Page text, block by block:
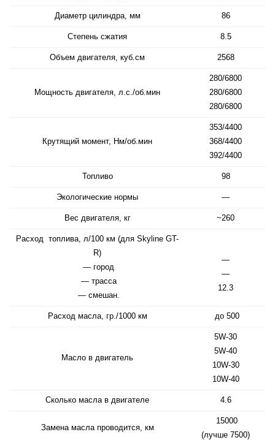
Диаметр цилиндра, мм 86
Степень сжатия 8.5
Объем двигателя, куб.см 2568
Мощность двигателя, л.с./об.мин
280/6800
280/6800
280/6800
Крутящий момент, Нм/об.мин
353/4400
368/4400
392/4400
Топливо 98
Экологические нормы —
Вес двигателя, кг ~260
Расход топлива, л/100 км (для Skyline GT-
R)
— город
— трасса
— смешан.
—
—
12.3
Расход масла, гр./1000 км до 500
Масло в двигатель
5W-30
5W-40
10W-30
10W-40
Сколько масла в двигателе 4.6
Замена масла проводится, км
15000
(лучше 7500)